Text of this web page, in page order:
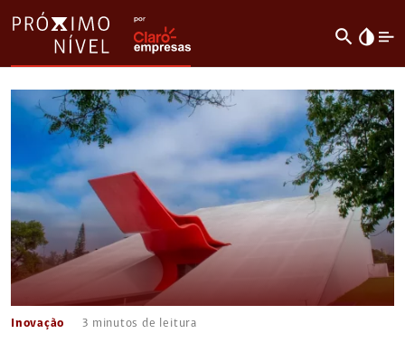
search invert_colors
Inovação 3 minutos de leitura